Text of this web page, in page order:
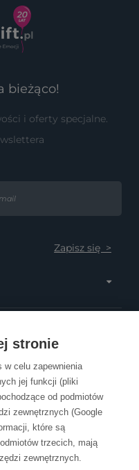
stronie
w celu zapewnienia
jej funkcji (pliki
od podmiotów
zewnętrznych (Google
które są
trzecich, mają
zewnętrznych.
bieżąco!
i oferty specjalne.